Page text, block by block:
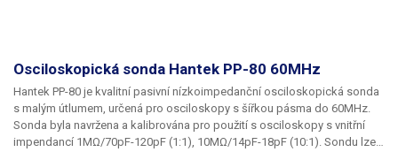
Osciloskopická sonda Hantek PP-80 60MHz
Hantek PP-80 je kvalitní pasivní nízkoimpedanční osciloskopická sonda
s malým útlumem, určená pro osciloskopy s šířkou pásma do 60MHz.
Sonda byla navržena a kalibrována pro použití s osciloskopy s vnitřní
impendancí 1MΩ/70pF-120pF (1:1), 10MΩ/14pF-18pF (10:1). Sondu lze